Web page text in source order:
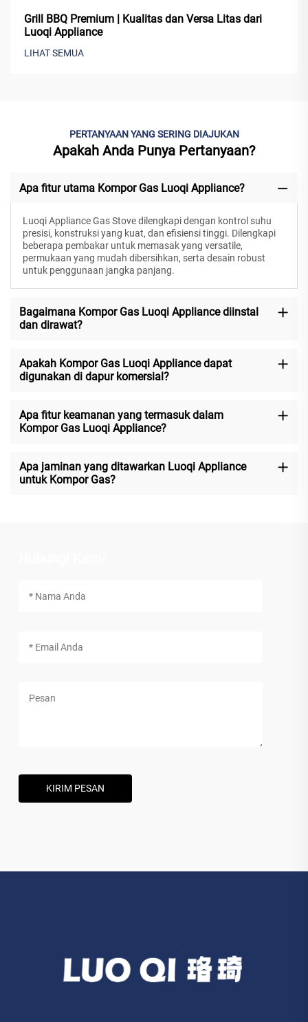
Grill BBQ Premium | Kualitas dan Versa Litas dari
Luoqi Appliance
LIHAT SEMUA
PERTANYAAN YANG SERING DIAJUKAN
Apakah Anda Punya Pertanyaan?
Apa fitur utama Kompor Gas Luoqi Appliance?
Luoqi Appliance Gas Stove dilengkapi dengan kontrol suhu
presisi, konstruksi yang kuat, dan efisiensi tinggi. Dilengkapi
beberapa pembakar untuk memasak yang versatile,
permukaan yang mudah dibersihkan, serta desain robust
untuk penggunaan jangka panjang.
Bagaimana Kompor Gas Luoqi Appliance diinstal
dan dirawat?
Apakah Kompor Gas Luoqi Appliance dapat
digunakan di dapur komersial?
Apa fitur keamanan yang termasuk dalam
Kompor Gas Luoqi Appliance?
Apa jaminan yang ditawarkan Luoqi Appliance
untuk Kompor Gas?
KIRIM PESAN